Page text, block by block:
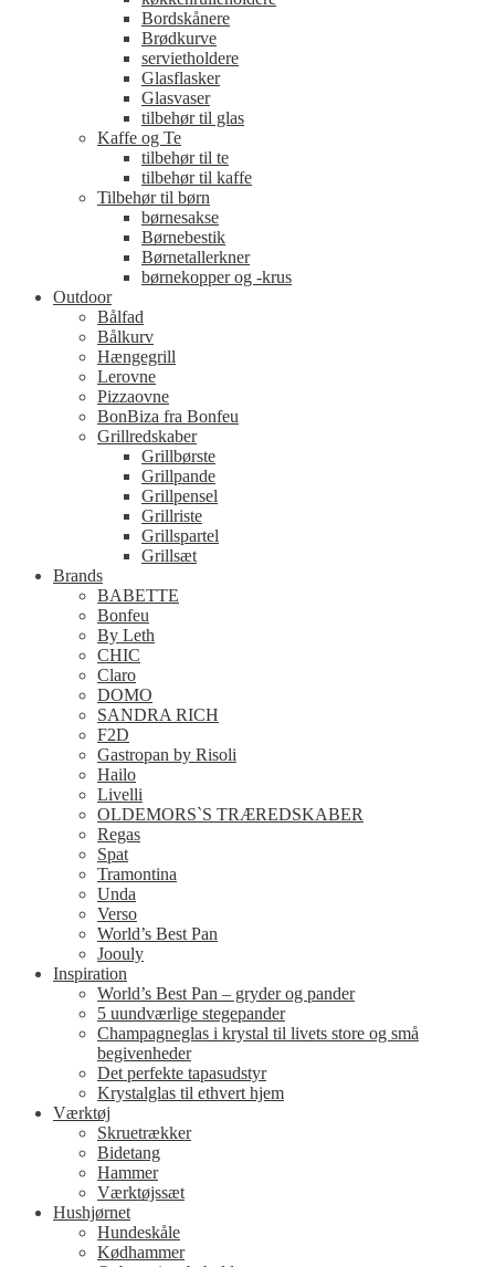
Bordskånere
Brødkurve
servietholdere
Glasflasker
Glasvaser
tilbehør til glas
Kaffe og Te
tilbehør til te
tilbehør til kaffe
Tilbehør til børn
børnesakse
Børnebestik
Børnetallerkner
børnekopper og -krus
Outdoor
Bålfad
Bålkurv
Hængegrill
Lerovne
Pizzaovne
BonBiza fra Bonfeu
Grillredskaber
Grillbørste
Grillpande
Grillpensel
Grillriste
Grillspartel
Grillsæt
Brands
BABETTE
Bonfeu
By Leth
CHIC
Claro
DOMO
SANDRA RICH
F2D
Gastropan by Risoli
Hailo
Livelli
OLDEMORS`S TRÆREDSKABER
Regas
Spat
Tramontina
Unda
Verso
World’s Best Pan
Joouly
Inspiration
World’s Best Pan – gryder og pander
5 uundværlige stegepander
Champagneglas i krystal til livets store og små
begivenheder
Det perfekte tapasudstyr
Krystalglas til ethvert hjem
Værktøj
Skruetrækker
Bidetang
Hammer
Værktøjssæt
Hushjørnet
Hundeskåle
Kødhammer